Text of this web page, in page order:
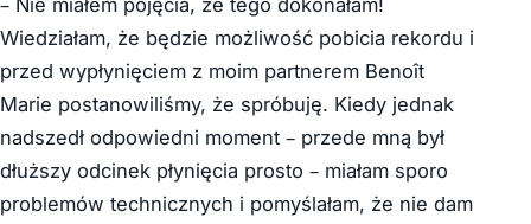
– Nie miałem pojęcia, że tego dokonałam!
Wiedziałam, że będzie możliwość pobicia rekordu i
przed wypłynięciem z moim partnerem Benoît
Marie postanowiliśmy, że spróbuję. Kiedy jednak
nadszedł odpowiedni moment – przede mną był
dłuższy odcinek płynięcia prosto – miałam sporo
problemów technicznych i pomyślałam, że nie dam